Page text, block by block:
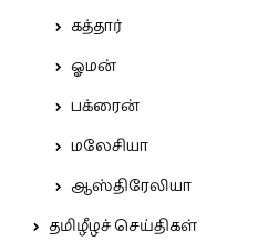
கத்தார்
ஓமன்
பக்ரைன்
மலேசியா
ஆஸ்திரேலியா
தமிழீழச் செய்திகள்